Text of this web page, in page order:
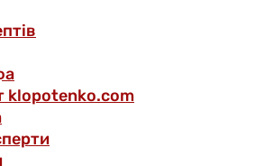
klopotenko.com